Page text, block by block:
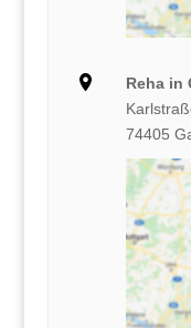
Reha in
74405